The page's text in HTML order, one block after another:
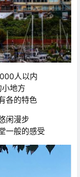
人以内
地方
各的特色
闲漫步
一般的感受